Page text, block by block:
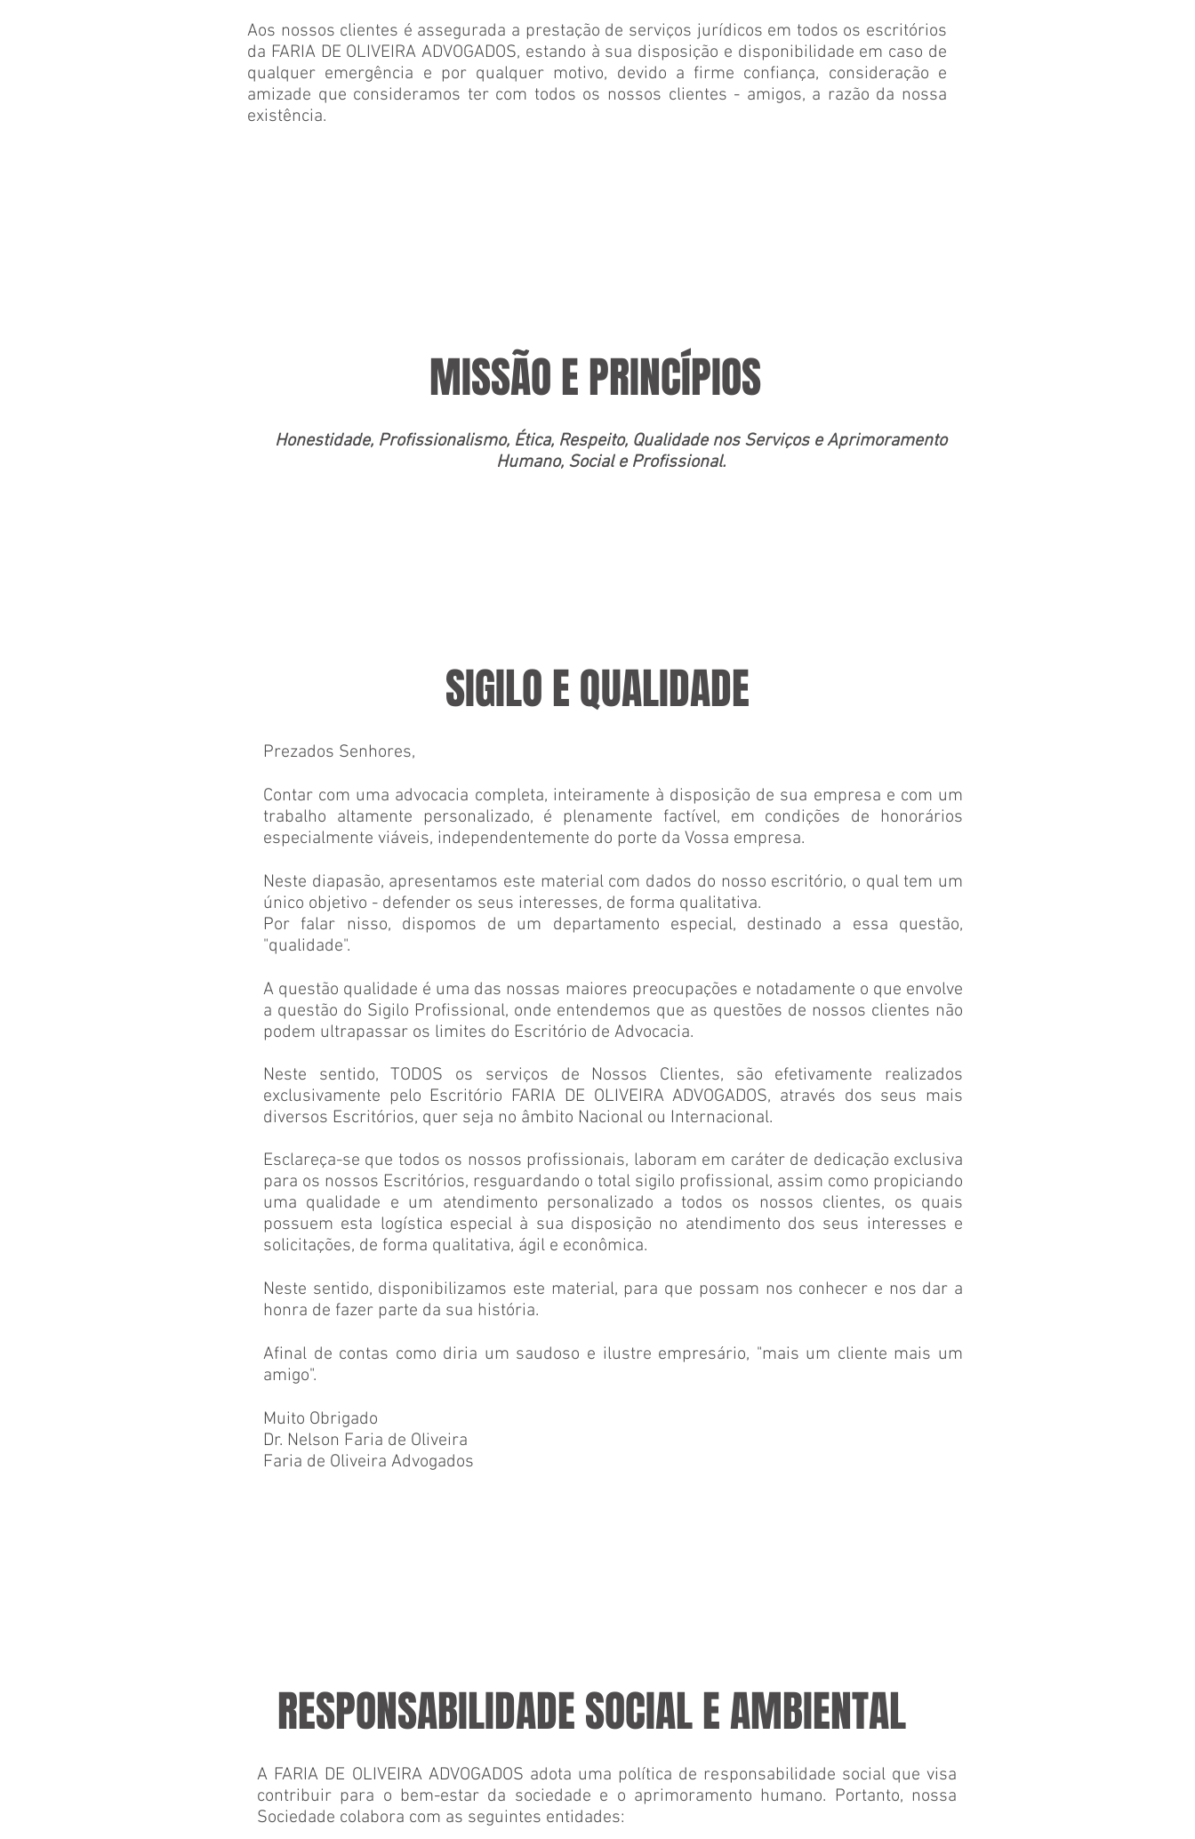
Aos nossos clientes é assegurada a prestação de serviços jurídicos em todos os escritórios
da FARIA DE OLIVEIRA ADVOGADOS, estando à sua disposição e disponibilidade em caso de
qualquer emergência e por qualquer motivo, devido a firme confiança, consideração e
amizade que consideramos ter com todos os nossos clientes - amigos, a razão da nossa
existência.
MISSÃO E PRINCÍPIOS
Honestidade, Profissionalismo, Ética, Respeito, Qualidade nos Serviços e Aprimoramento
Humano, Social e Profissional.
SIGILO E QUALIDADE
Prezados Senhores,
Contar com uma advocacia completa, inteiramente à disposição de sua empresa e com um
trabalho altamente personalizado, é plenamente factível, em condições de honorários
especialmente viáveis, independentemente do porte da Vossa empresa.
Neste diapasão, apresentamos este material com dados do nosso escritório, o qual tem um
único objetivo - defender os seus interesses, de forma qualitativa.
Por falar nisso, dispomos de um departamento especial, destinado a essa questão,
"qualidade".
A questão qualidade é uma das nossas maiores preocupações e notadamente o que envolve
a questão do Sigilo Profissional, onde entendemos que as questões de nossos clientes não
podem ultrapassar os limites do Escritório de Advocacia.
Neste sentido, TODOS os serviços de Nossos Clientes, são efetivamente realizados
exclusivamente pelo Escritório FARIA DE OLIVEIRA ADVOGADOS, através dos seus mais
diversos Escritórios, quer seja no âmbito Nacional ou Internacional.
Esclareça-se que todos os nossos profissionais, laboram em caráter de dedicação exclusiva
para os nossos Escritórios, resguardando o total sigilo profissional, assim como propiciando
uma qualidade e um atendimento personalizado a todos os nossos clientes, os quais
possuem esta logística especial à sua disposição no atendimento dos seus interesses e
solicitações, de forma qualitativa, ágil e econômica.
Neste sentido, disponibilizamos este material, para que possam nos conhecer e nos dar a
honra de fazer parte da sua história.
Afinal de contas como diria um saudoso e ilustre empresário, "mais um cliente mais um
amigo".
Muito Obrigado
Dr. Nelson Faria de Oliveira
Faria de Oliveira Advogados
RESPONSABILIDADE SOCIAL E AMBIENTAL
A FARIA DE OLIVEIRA ADVOGADOS adota uma política de responsabilidade social que visa
contribuir para o bem-estar da sociedade e o aprimoramento humano. Portanto, nossa
Sociedade colabora com as seguintes entidades: